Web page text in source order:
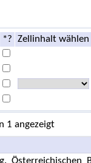
*?
Zellinhalt wählen
1 angezeigt